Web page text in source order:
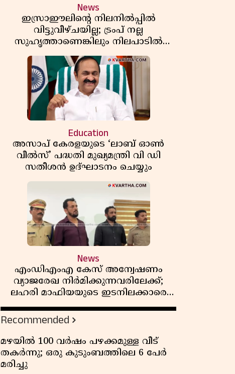
News
ഇസ്രാഈലിന്റെ നിലനിൽപ്പിൽ
വിട്ടുവീഴ്ചയില്ല; ട്രംപ് നല്ല
സുഹൃത്താണെങ്കിലും നിലപാടിൽ
മാറ്റമില്ലെന്ന് നെതന്യാഹു; ഹോർമുസ്
പാതയിൽ ഇറാൻ-ഒമാൻ ധാരണ,
തടസ്സമായി യുഎസ് ഭീഷണി
Education
അസാപ് കേരളയുടെ ‘ലാബ് ഓൺ
വീൽസ്’ പദ്ധതി മുഖ്യമന്ത്രി വി ഡി
സതീശൻ ഉദ്ഘാടനം ചെയ്യും
News
എംഡിഎംഎ കേസ് അന്വേഷണം
വ്യാജരേഖ നിർമിക്കുന്നവരിലേക്ക്;
ലഹരി മാഫിയയുടെ ഇടനിലക്കാരെ
കുടുക്കി കണ്ണൂർ സിറ്റി പൊലീസ്
Recommended
മഴയിൽ 100 വർഷം പഴക്കമുള്ള വീട്
തകർന്നു; ഒരു കുടുംബത്തിലെ 6 പേർ
മരിച്ചു